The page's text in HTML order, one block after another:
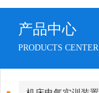
产品中心
PRODUCTS CENTER